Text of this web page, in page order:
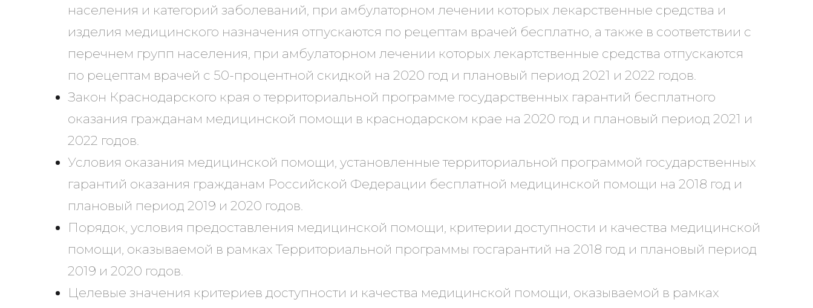
населения и категорий заболеваний, при амбулаторном лечении которых лекарственные средства и
изделия медицинского назначения отпускаются по рецептам врачей бесплатно, а также в соответствии с
перечнем групп населения, при амбулаторном лечении которых лекартственные средства отпускаются
по рецептам врачей с 50-процентной скидкой на 2020 год и плановый период 2021 и 2022 годов.
Закон Краснодарского края о территориальной программе государственных гарантий бесплатного
оказания гражданам медицинской помощи в краснодарском крае на 2020 год и плановый период 2021 и
2022 годов.
Условия оказания медицинской помощи, установленные территориальной программой государственных
гарантий оказания гражданам Российской Федерации бесплатной медицинской помощи на 2018 год и
плановый период 2019 и 2020 годов.
Порядок, условия предоставления медицинской помощи, критерии доступности и качества медицинской
помощи, оказываемой в рамках Территориальной программы госгарантий на 2018 год и плановый период
2019 и 2020 годов.
Целевые значения критериев доступности и качества медицинской помощи, оказываемой в рамках